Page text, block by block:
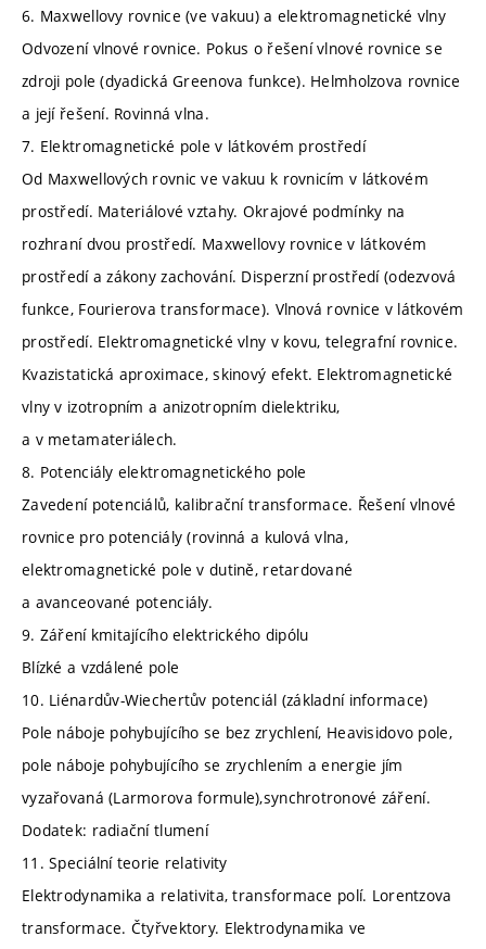
6. Maxwellovy rovnice (ve vakuu) a elektromagnetické vlny
Odvození vlnové rovnice. Pokus o řešení vlnové rovnice se
zdroji pole (dyadická Greenova funkce). Helmholzova rovnice
a její řešení. Rovinná vlna.
7. Elektromagnetické pole v látkovém prostředí
Od Maxwellových rovnic ve vakuu k rovnicím v látkovém
prostředí. Materiálové vztahy. Okrajové podmínky na
rozhraní dvou prostředí. Maxwellovy rovnice v látkovém
prostředí a zákony zachování. Disperzní prostředí (odezvová
funkce, Fourierova transformace). Vlnová rovnice v látkovém
prostředí. Elektromagnetické vlny v kovu, telegrafní rovnice.
Kvazistatická aproximace, skinový efekt. Elektromagnetické
vlny v izotropním a anizotropním dielektriku,
a v metamateriálech.
8. Potenciály elektromagnetického pole
Zavedení potenciálů, kalibrační transformace. Řešení vlnové
rovnice pro potenciály (rovinná a kulová vlna,
elektromagnetické pole v dutině, retardované
a avanceované potenciály.
9. Záření kmitajícího elektrického dipólu
Blízké a vzdálené pole
10. Liénardův-Wiechertův potenciál (základní informace)
Pole náboje pohybujícího se bez zrychlení, Heavisidovo pole,
pole náboje pohybujícího se zrychlením a energie jím
vyzařovaná (Larmorova formule),synchrotronové záření.
Dodatek: radiační tlumení
11. Speciální teorie relativity
Elektrodynamika a relativita, transformace polí. Lorentzova
transformace. Čtyřvektory. Elektrodynamika ve